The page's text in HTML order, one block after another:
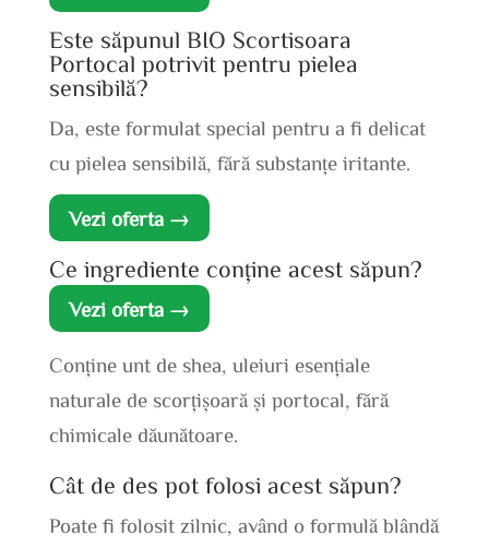
Este săpunul BIO Scortisoara
Portocal potrivit pentru pielea
sensibilă?
Da, este formulat special pentru a fi delicat
cu pielea sensibilă, fără substanțe iritante.
Vezi oferta →
Ce ingrediente conține acest săpun?
Vezi oferta →
Conține unt de shea, uleiuri esențiale
naturale de scorțișoară și portocal, fără
chimicale dăunătoare.
Cât de des pot folosi acest săpun?
Poate fi folosit zilnic, având o formulă blândă